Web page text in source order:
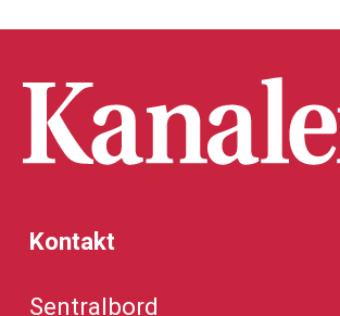
Kontakt
Sentralbord